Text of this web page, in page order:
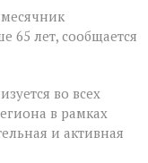
Дону
проходит
месячник
людей
«серебряного»
возраста
65 лет, сообщается
во всех
в рамках
и активная